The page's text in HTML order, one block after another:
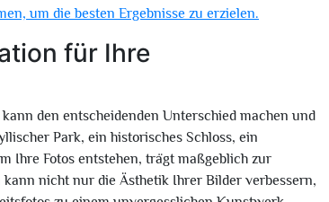
um die besten Ergebnisse zu erzielen.
für Ihre
den entscheidenden Unterschied machen und
Park, ein historisches Schloss, ein
Ihre Fotos entstehen, trägt maßgeblich zur
nicht nur die Ästhetik Ihrer Bilder verbessern,